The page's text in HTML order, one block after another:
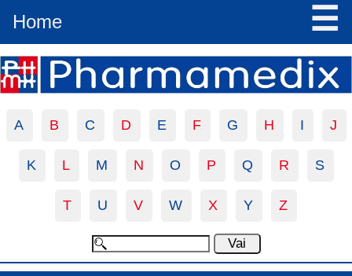
Home ☰
A B C D E F G H I J
K L M N O P Q R S
T U V W X Y Z